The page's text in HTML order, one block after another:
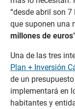
“desde abril son
que suponen una
millones de euros
Una de las tres
Plan + Inversión
de un
implementará en
habitantes y